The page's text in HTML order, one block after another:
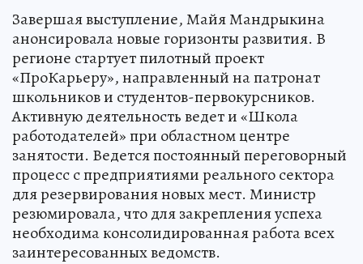
Завершая выступление, Майя Мандрыкина
анонсировала новые горизонты развития. В
регионе стартует пилотный проект
«ПроКарьеру», направленный на патронат
школьников и студентов-первокурсников.
Активную деятельность ведет и «Школа
работодателей» при областном центре
занятости. Ведется постоянный переговорный
процесс с предприятиями реального сектора
для резервирования новых мест. Министр
резюмировала, что для закрепления успеха
необходима консолидированная работа всех
заинтересованных ведомств.